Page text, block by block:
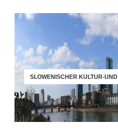
SLOWENISCHER KULTUR-